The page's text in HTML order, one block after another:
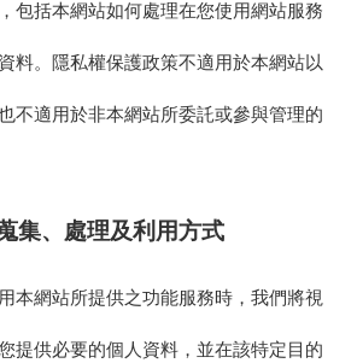
包括本網站如何處理在您使用網站服務
料。隱私權保護政策不適用於本網站以
不適用於非本網站所委託或參與管理的
集、處理及利用方式
本網站所提供之功能服務時，我們將視
提供必要的個人資料，並在該特定目的